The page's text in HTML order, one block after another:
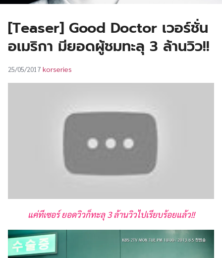
[Teaser] Good Doctor เวอร์ชั่น
อเมริกา มียอดผู้ชมทะลุ 3 ล้านวิว!!
25/05/2017 korseries
แค่ทีเซอร์ ยอดวิวก็ทะลุ 3 ล้านวิวไปเรียบร้อยแล้ว!!